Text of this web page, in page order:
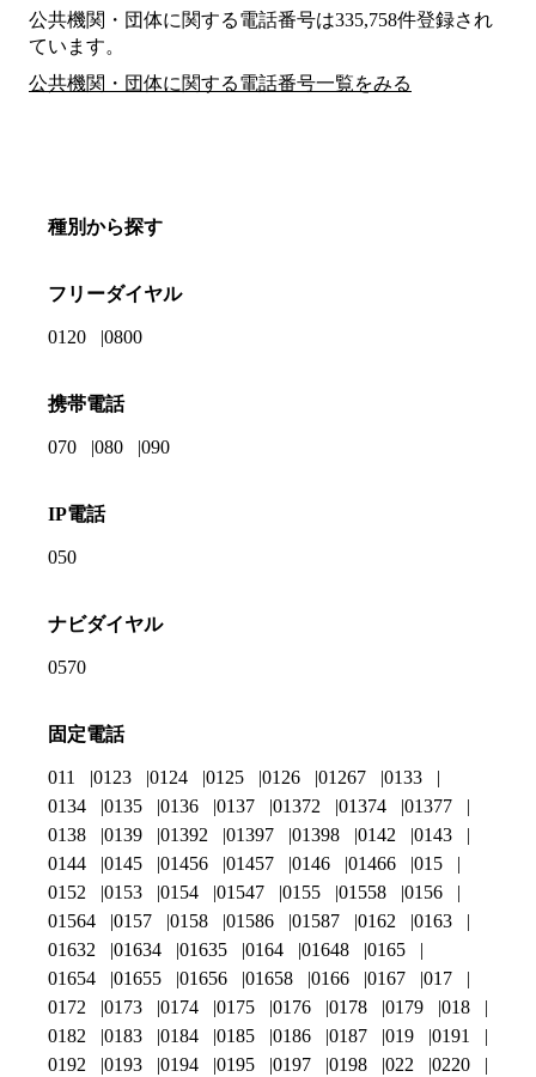
公共機関・団体に関する電話番号は335,758件登録され
ています。
公共機関・団体に関する電話番号一覧をみる
種別から探す
フリーダイヤル
0120 0800
携帯電話
070 080 090
IP電話
050
ナビダイヤル
0570
固定電話
011 0123 0124 0125 0126 01267
0133
0134
0135 0136 0137 01372 01374
01377
0138
0139 01392 01397 01398 0142
0143
0144
0145 01456 01457 0146 01466
015
0152
0153 0154 01547 0155 01558
0156
01564
0157 0158 01586 01587 0162
0163
01632
01634 01635 0164 01648
0165
01654
01655 01656 01658 0166 0167
017
0172
0173 0174 0175 0176 0178 0179
018
0182
0183 0184 0185 0186 0187 019
0191
0192
0193 0194 0195 0197 0198 022 0220